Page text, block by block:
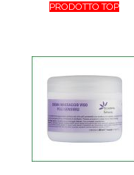
PRODOTTO TOP